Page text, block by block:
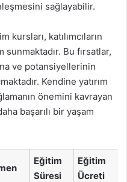
sağlayabilir.
kursları, katılımcıların
Bu fırsatlar,
ve potansiyellerinin
Kendine yatırım
önemini kavrayan
başarılı bir yaşam
Eğitim
Süresi
Eğitim
Ücreti